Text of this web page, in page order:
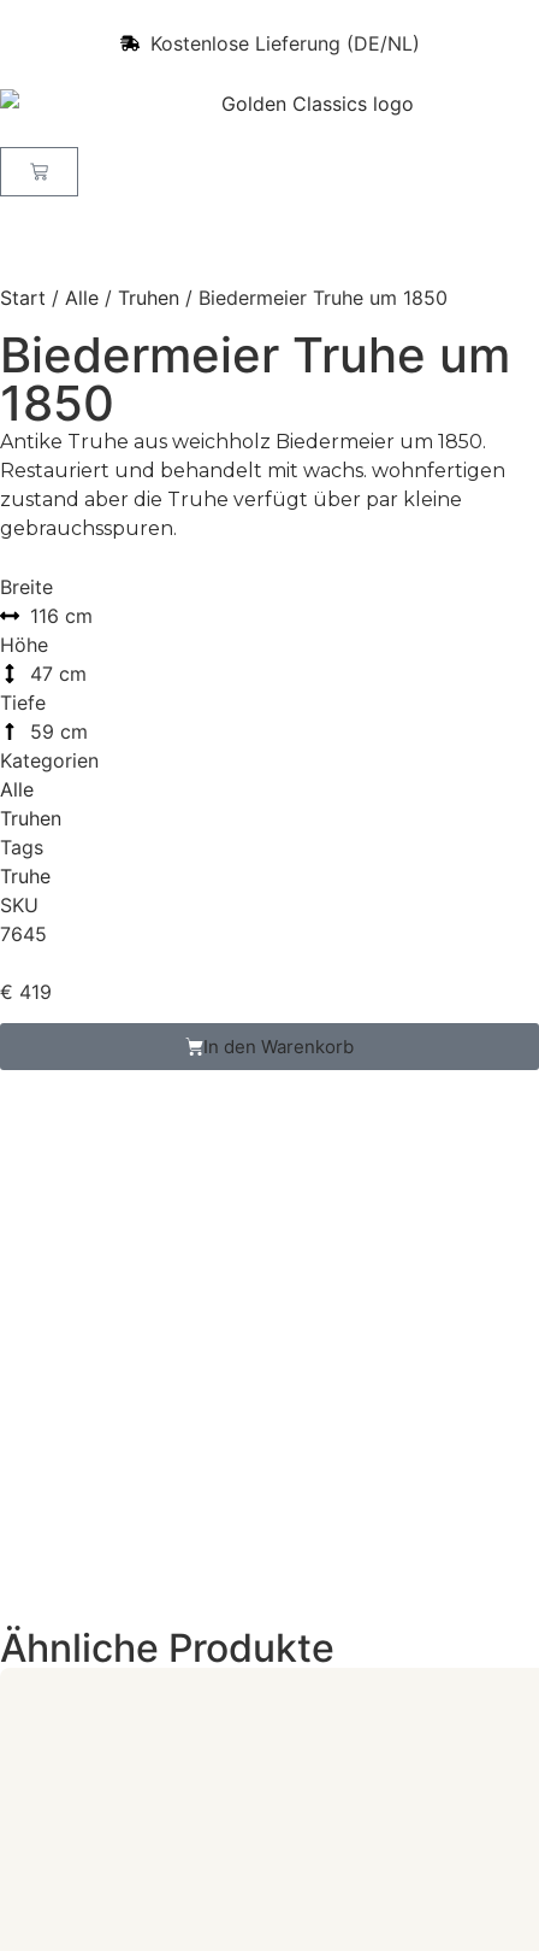
Kostenlose Lieferung (DE/NL)
Start / Alle / Truhen / Biedermeier Truhe um 1850
Biedermeier Truhe um
1850
Antike Truhe aus weichholz Biedermeier um 1850.
Restauriert und behandelt mit wachs. wohnfertigen
zustand aber die Truhe verfügt über par kleine
gebrauchsspuren.
Breite
116 cm
Höhe
47 cm
Tiefe
59 cm
Kategorien
Alle
Truhen
Tags
Truhe
SKU
7645
€ 419
In den Warenkorb
Ähnliche Produkte